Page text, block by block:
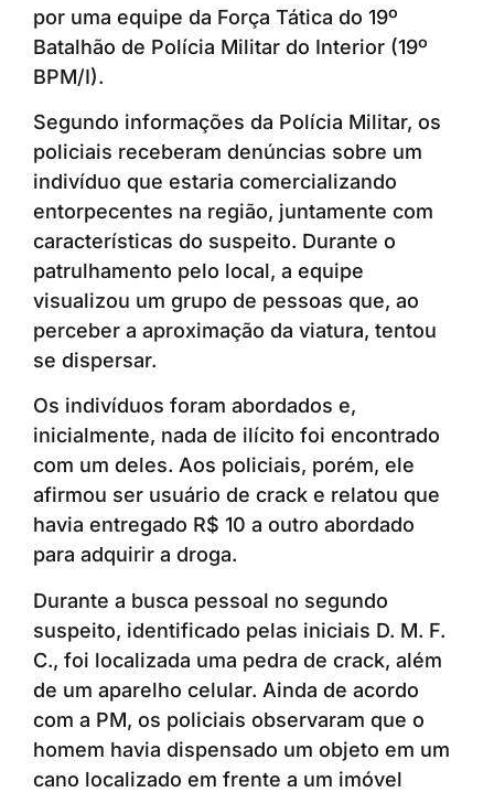
por uma equipe da Força Tática do 19º
Batalhão de Polícia Militar do Interior (19º
BPM/I).
Segundo informações da Polícia Militar, os
policiais receberam denúncias sobre um
indivíduo que estaria comercializando
entorpecentes na região, juntamente com
características do suspeito. Durante o
patrulhamento pelo local, a equipe
visualizou um grupo de pessoas que, ao
perceber a aproximação da viatura, tentou
se dispersar.
Os indivíduos foram abordados e,
inicialmente, nada de ilícito foi encontrado
com um deles. Aos policiais, porém, ele
afirmou ser usuário de crack e relatou que
havia entregado R$ 10 a outro abordado
para adquirir a droga.
Durante a busca pessoal no segundo
suspeito, identificado pelas iniciais D. M. F.
C., foi localizada uma pedra de crack, além
de um aparelho celular. Ainda de acordo
com a PM, os policiais observaram que o
homem havia dispensado um objeto em um
cano localizado em frente a um imóvel